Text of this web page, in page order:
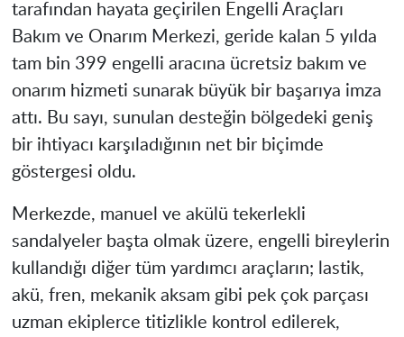
tarafından hayata geçirilen Engelli Araçları
Bakım ve Onarım Merkezi, geride kalan 5 yılda
tam bin 399 engelli aracına ücretsiz bakım ve
onarım hizmeti sunarak büyük bir başarıya imza
attı. Bu sayı, sunulan desteğin bölgedeki geniş
bir ihtiyacı karşıladığının net bir biçimde
göstergesi oldu.
Merkezde, manuel ve akülü tekerlekli
sandalyeler başta olmak üzere, engelli bireylerin
kullandığı diğer tüm yardımcı araçların; lastik,
akü, fren, mekanik aksam gibi pek çok parçası
uzman ekiplerce titizlikle kontrol edilerek,